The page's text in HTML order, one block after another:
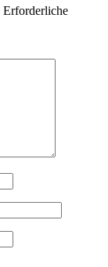
Erforderliche